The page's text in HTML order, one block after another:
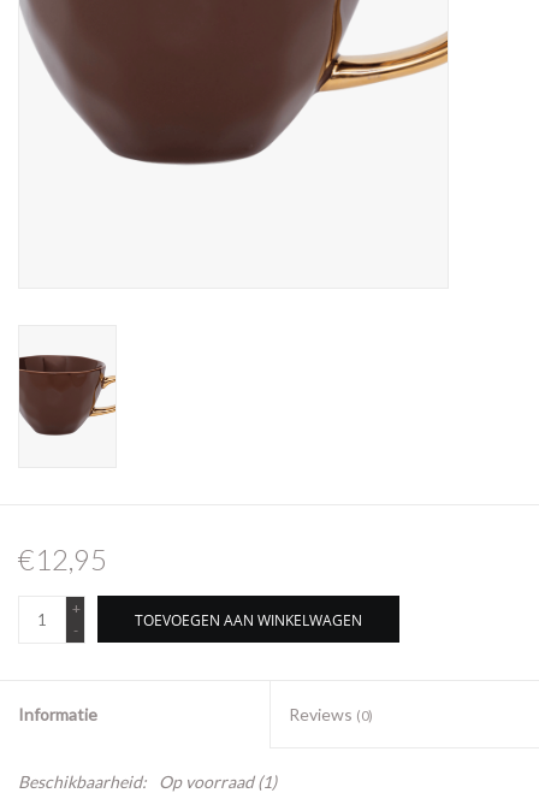
€12,95
+
-
TOEVOEGEN AAN WINKELWAGEN
Informatie Reviews (0)
Beschikbaarheid: Op voorraad(1)